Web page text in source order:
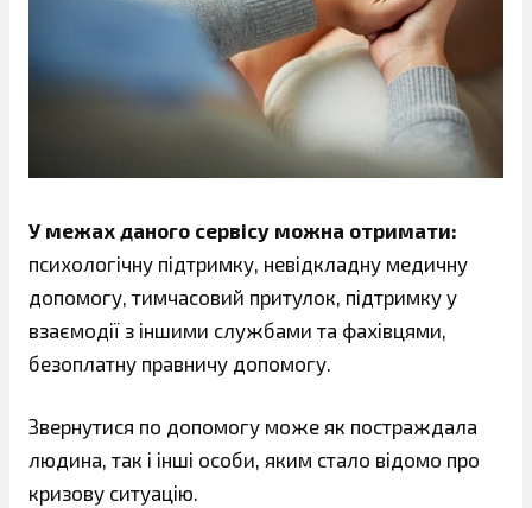
У межах даного сервісу можна отримати:
психологічну підтримку, невідкладну медичну
допомогу, тимчасовий притулок, підтримку у
взаємодії з іншими службами та фахівцями,
безоплатну правничу допомогу.
Звернутися по допомогу може як постраждала
людина, так і інші особи, яким стало відомо про
кризову ситуацію.